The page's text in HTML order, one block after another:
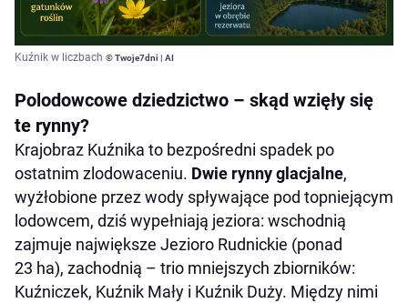
Kuźnik w liczbach © Twoje7dni | AI
Polodowcowe dziedzictwo – skąd wzięły się
te rynny?
Krajobraz Kuźnika to bezpośredni spadek po
ostatnim zlodowaceniu. Dwie rynny glacjalne,
wyżłobione przez wody spływające pod topniejącym
lodowcem, dziś wypełniają jeziora: wschodnią
zajmuje największe Jezioro Rudnickie (ponad
23 ha), zachodnią – trio mniejszych zbiorników:
Kuźniczek, Kuźnik Mały i Kuźnik Duży. Między nimi